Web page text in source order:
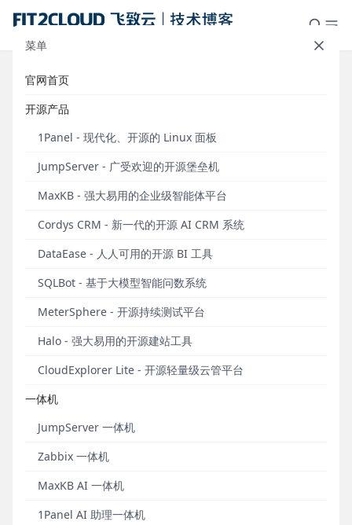
菜单
官网首页
开源产品
1Panel - 现代化、开源的 Linux 面板
JumpServer - 广受欢迎的开源堡垒机
MaxKB - 强大易用的企业级智能体平台
Cordys CRM - 新一代的开源 AI CRM 系统
DataEase - 人人可用的开源 BI 工具
SQLBot - 基于大模型智能问数系统
MeterSphere - 开源持续测试平台
Halo - 强大易用的开源建站工具
CloudExplorer Lite - 开源轻量级云管平台
一体机
JumpServer 一体机
Zabbix 一体机
MaxKB AI 一体机
1Panel AI 助理一体机
飞致云开源社区月度动态报告
（2024年12月）
FIT2CLOUD飞致云以月度为单位发布《飞致云开源社
区月度动态报告》，旨在向广大社区用户同步飞致云
新版本发布、社区运营成果等相关信息。
飞致云开源运营数据概览（2024年12月）
2024年12月飞致云开源软件运营数据概览（统计时间
为2024.12.1～2024.12.31）